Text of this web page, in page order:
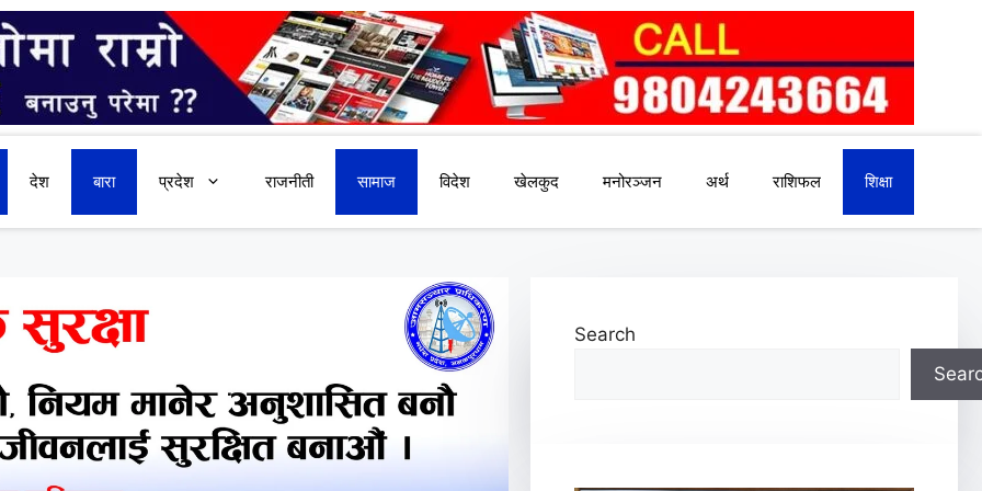
देश बारा प्रदेश राजनीती सामाज विदेश खेलकुद मनोरञ्जन अर्थ राशिफल शिक्षा
Search